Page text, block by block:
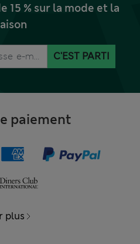
15 % sur la mode et la
C'EST PARTI
paiement
plus